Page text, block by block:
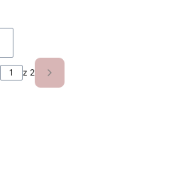
z 2 Następne produkty